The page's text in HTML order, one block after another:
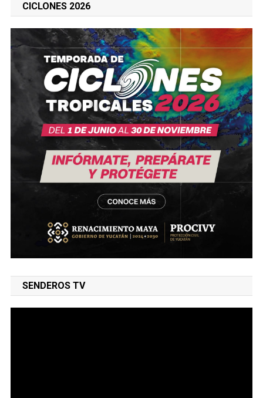
CICLONES 2026
SENDEROS TV